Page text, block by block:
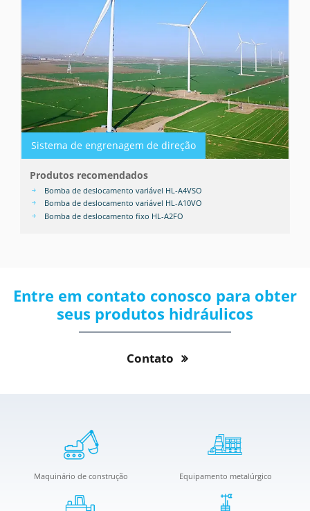
Sistema de engrenagem de direção
Produtos recomendados
Bomba de deslocamento variável HL-A4VSO
Bomba de deslocamento variável HL-A10VO
Bomba de deslocamento fixo HL-A2FO
Entre em contato conosco para obter
seus produtos hidráulicos
Contato
Maquinário de construção Equipamento metalúrgico